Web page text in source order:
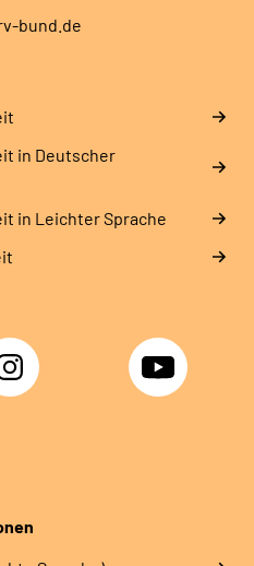
bund.de
in Deutscher
in Leichter Sprache
YouTube